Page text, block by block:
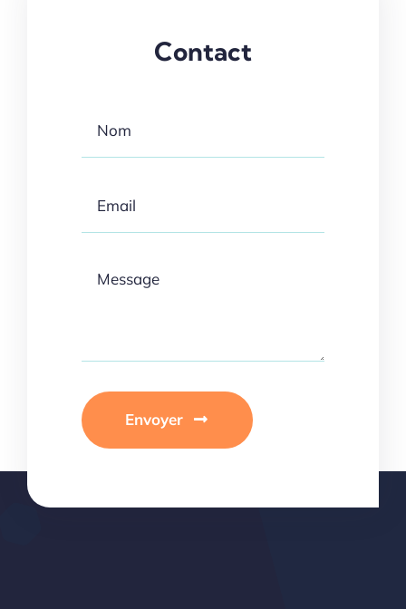
Contact
Envoyer